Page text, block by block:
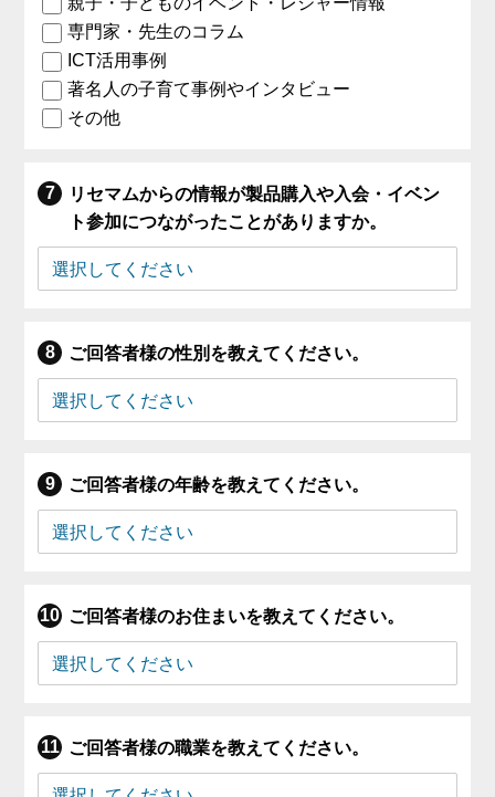
専門家・先生のコラム
ICT活用事例
著名人の子育て事例やインタビュー
その他
リセマムからの情報が製品購入や入会・イベン
ト参加につながったことがありますか。
ご回答者様の性別を教えてください。
ご回答者様の年齢を教えてください。
ご回答者様のお住まいを教えてください。
ご回答者様の職業を教えてください。